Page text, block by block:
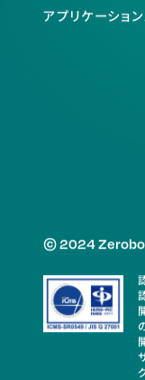
© 2024
アプリケーショ